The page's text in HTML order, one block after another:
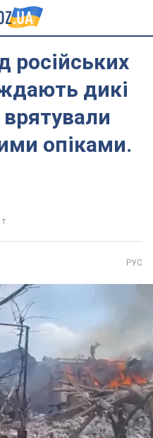
російських
дикі
опіками.
РУС